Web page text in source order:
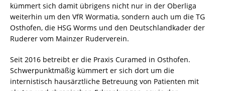
kümmert sich damit übrigens nicht nur in der Oberliga
weiterhin um den VfR Wormatia, sondern auch um die TG
Osthofen, die HSG Worms und den Deutschlandkader der
Ruderer vom Mainzer Ruderverein.
Seit 2016 betreibt er die Praxis Curamed in Osthofen.
Schwerpunktmäßig kümmert er sich dort um die
internistisch hausärztliche Betreuung von Patienten mit